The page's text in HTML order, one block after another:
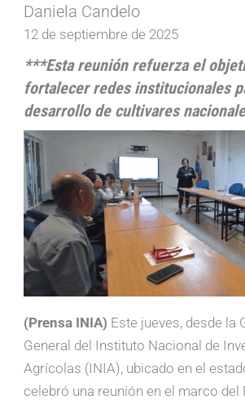
Daniela Candelo
12 de septiembre de 2025
***Esta reunión refuerza el
fortalecer redes institucionales
desarrollo de cultivares
(Prensa INIA) Este jueves, desde la
General del Instituto Nacional de
Agrícolas (INIA), ubicado en el
celebró una reunión en el marco del